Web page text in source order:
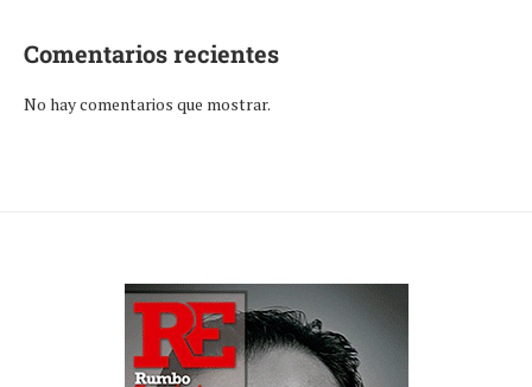
Comentarios recientes
No hay comentarios que mostrar.